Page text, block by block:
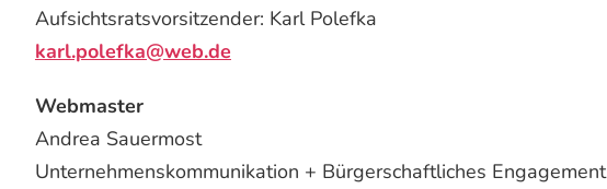
Aufsichtsratsvorsitzender: Karl Polefka
karl.polefka@web.de
Webmaster
Andrea Sauermost
Unternehmenskommunikation + Bürgerschaftliches Engagement